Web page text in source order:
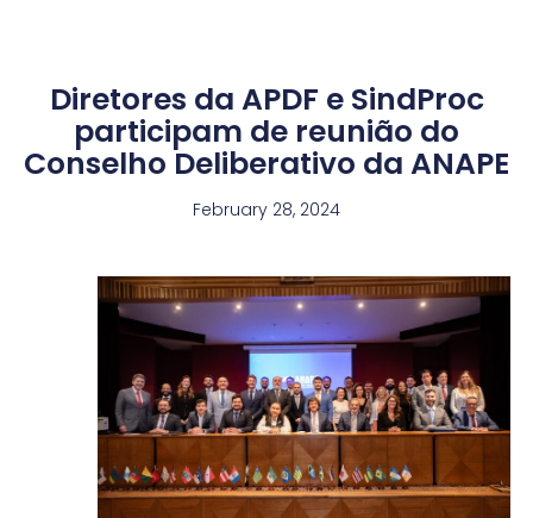
Diretores da APDF e SindProc
participam de reunião do
Conselho Deliberativo da ANAPE
February 28, 2024